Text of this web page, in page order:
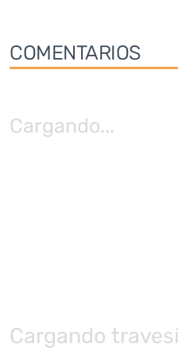
COMENTARIOS
Cargando...
Cargando